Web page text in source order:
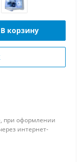
В корзину
при оформлении
интернет-